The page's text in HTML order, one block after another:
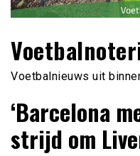
Voetbalnieuws uit
‘Barcelona
strijd om